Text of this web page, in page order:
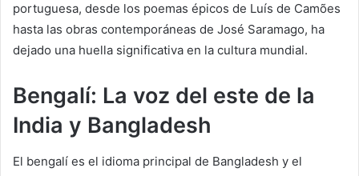
portuguesa, desde los poemas épicos de Luís de Camões
hasta las obras contemporáneas de José Saramago, ha
dejado una huella significativa en la cultura mundial.
Bengalí: La voz del este de la
India y Bangladesh
El bengalí es el idioma principal de Bangladesh y el